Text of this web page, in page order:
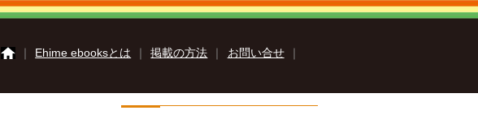
｜ Ehime ebooksとは ｜ 掲載の方法 ｜ お問い合せ ｜